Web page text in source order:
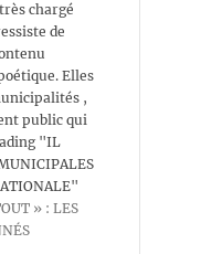
chargé
de
Elles
,
public qui
"IL
» : LES